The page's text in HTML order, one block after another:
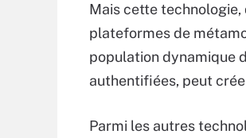
Mais cette
plateformes de
population dynamique
authentifiées, peut
Parmi les autres